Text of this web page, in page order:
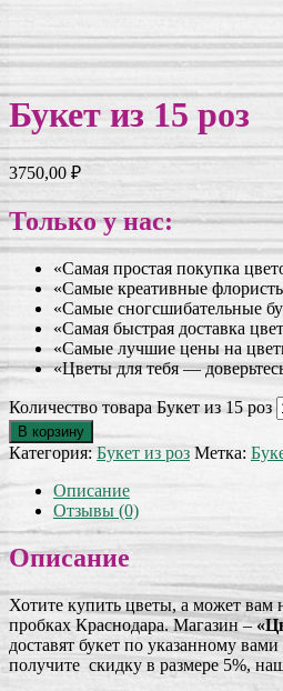
Букет из 15 роз
3750,00 ₽
Только у нас:
«Самая простая покупка
«Самые креативные
«Самые сногсшибательные
«Самая быстрая доставка
«Самые лучшие цены на
«Цветы для тебя —
Количество товара Букет из 15 роз
В корзину
Категория: Букет из роз Метка:
Описание
Отзывы (0)
Описание
Хотите купить цветы, а может вам
пробках Краснодара. Магазин –
доставят букет по указанному
получите скидку в размере 5%,